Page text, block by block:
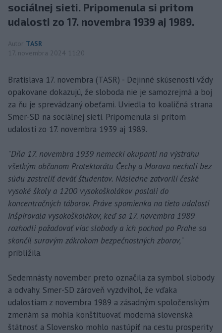
sociálnej sieti. Pripomenula si pritom
udalosti zo 17. novembra 1939 aj 1989.
Autor TASR
17. novembra 2024 11:20
Bratislava 17. novembra (TASR) - Dejinné skúsenosti vždy
opakovane dokazujú, že sloboda nie je samozrejmá a boj
za ňu je sprevádzaný obeťami. Uviedla to koaličná strana
Smer-SD na sociálnej sieti. Pripomenula si pritom
udalosti zo 17. novembra 1939 aj 1989.
"Dňa 17. novembra 1939 nemeckí okupanti na výstrahu
všetkým občanom Protektorátu Čechy a Morava nechali bez
súdu zastreliť deväť študentov. Následne zatvorili české
vysoké školy a 1200 vysokoškolákov poslali do
koncentračných táborov. Práve spomienka na tieto udalosti
inšpirovala vysokoškolákov, keď sa 17. novembra 1989
rozhodli požadovať viac slobody a ich pochod po Prahe sa
skončil surovým zákrokom bezpečnostných zborov,"
priblížila.
Sedemnásty november preto označila za symbol slobody
a odvahy. Smer-SD zároveň vyzdvihol, že vďaka
udalostiam z novembra 1989 a zásadným spoločenským
zmenám sa mohla konštituovať moderná slovenská
štátnosť a Slovensko mohlo nastúpiť na cestu prosperity